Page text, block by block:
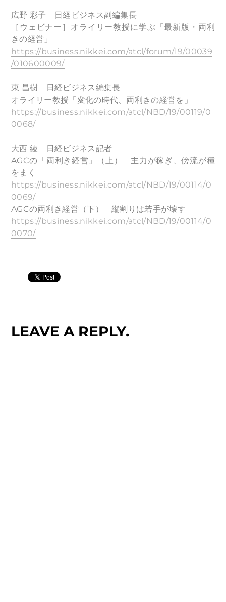
広野 彩子 日経ビジネス副編集長
［ウェビナー］オライリー教授に学ぶ「最新版・両利
きの経営」
https://business.nikkei.com/atcl/forum/19/00039
/010600009/
東 昌樹 日経ビジネス編集長
オライリー教授「変化の時代、両利きの経営を」
https://business.nikkei.com/atcl/NBD/19/00119/0
0068/
大西 綾 日経ビジネス記者
AGCの「両利き経営」（上） 主力が稼ぎ、傍流が種
をまく
https://business.nikkei.com/atcl/NBD/19/00114/0
0069/
AGCの両利き経営（下） 縦割りは若手が壊す
https://business.nikkei.com/atcl/NBD/19/00114/0
0070/
LEAVE A REPLY.